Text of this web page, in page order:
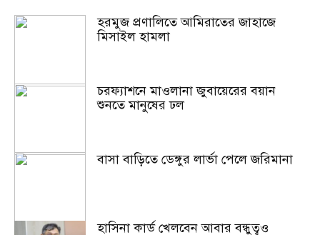
হরমুজ প্রণালিতে আমিরাতের জাহাজে
মিসাইল হামলা
চরফ্যাশনে মাওলানা জুবায়েরের বয়ান
শুনতে মানুষের ঢল
বাসা বাড়িতে ডেঙ্গুর লার্ভা পেলে জরিমানা
হাসিনা কার্ড খেলবেন আবার বন্ধুত্বও